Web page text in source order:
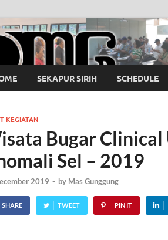
Pelatihan Olah Napas Modern
SEKAPUR SIRIH SCHEDULE
KEGIATAN
Bugar
Sel – 2019
2019 - by Mas Gunggung
SHARE TWEET PIN IT